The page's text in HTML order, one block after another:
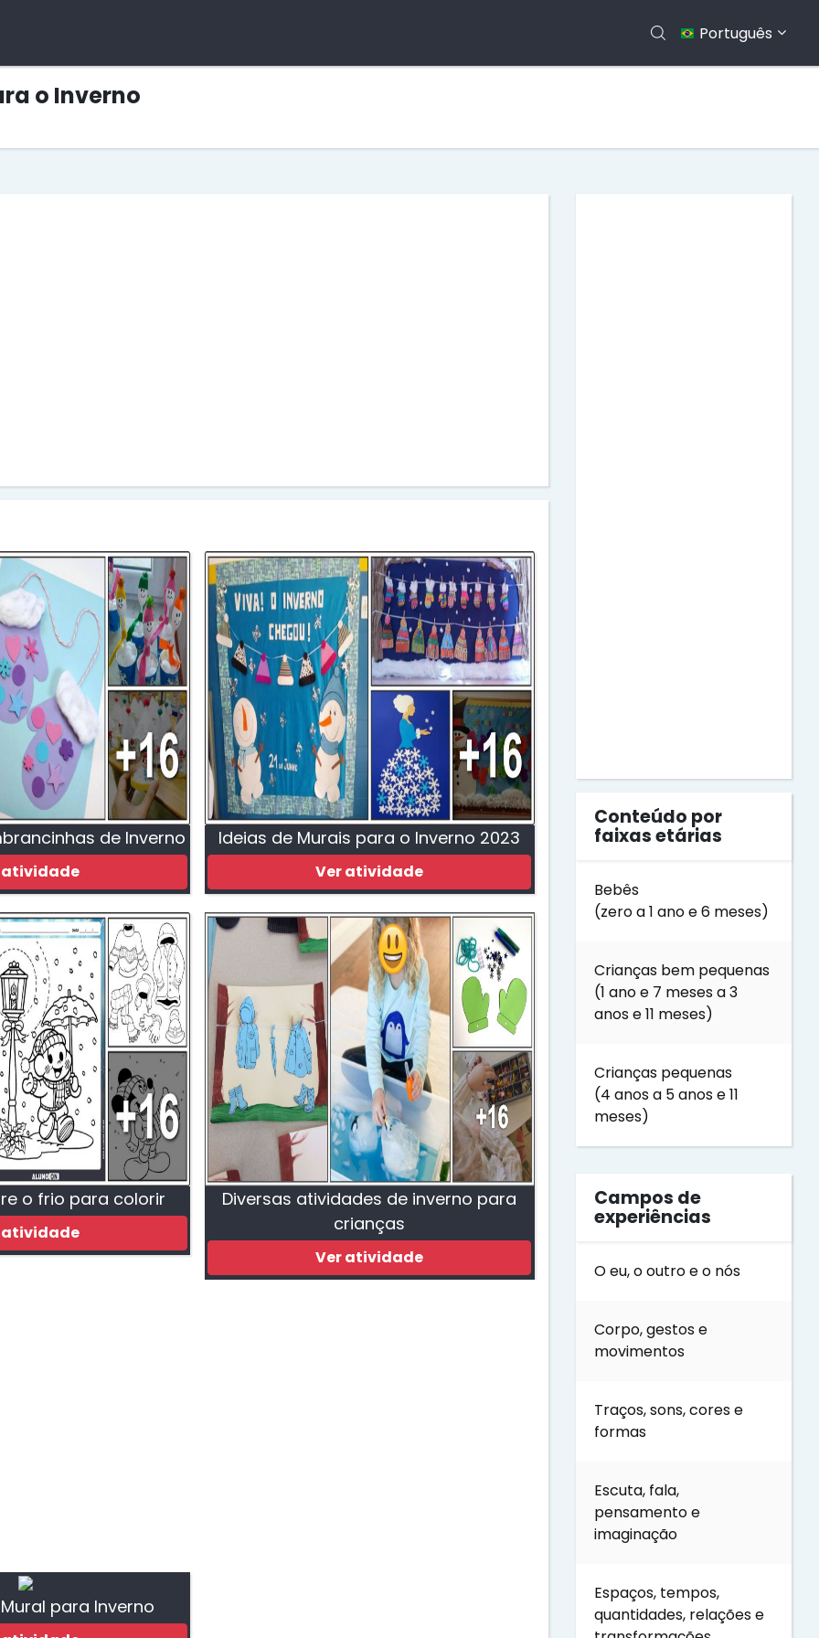
Português
o Inverno
de Inverno
atividade
Ideias de Murais para o Inverno 2023
Ver atividade
o frio para colorir
atividade
Diversas atividades de inverno para
crianças
Ver atividade
para Inverno
Conteúdo por
faixas etárias
Bebês
(zero a 1 ano e 6 meses)
Crianças bem pequenas
(1 ano e 7 meses a 3
anos e 11 meses)
Crianças pequenas
(4 anos a 5 anos e 11
meses)
Campos de
experiências
O eu, o outro e o nós
Corpo, gestos e
movimentos
Traços, sons, cores e
formas
Escuta, fala,
pensamento e
imaginação
Espaços, tempos,
quantidades, relações e